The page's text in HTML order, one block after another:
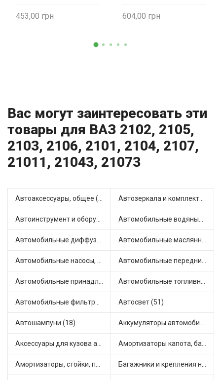
453,00 604,00
Вас могут заинтересовать эти
товары для ВАЗ 2102, 2105,
2103, 2106, 2101, 2104, 2107,
21011, 21043, 21073
Автоаксессуары, общее (1) Автозеркала и комплектующие (11)
Автоинструмент и оборудование (7) Автомобильные водяные насосы (14)
Автомобильные диффузоры и вентиляторы (4) Автомобильные маслянные насосы (9)
Автомобильные насосы, компрессоры и манометры (1) Автомобильные передние фары (12)
Автомобильные принадлежности и аксессуары (6) Автомобильные топливные насосы (17)
Автомобильные фильтры (1) Автосвет (51)
Автошампуни (18) Аккумуляторы автомобильные (2)
Аксессуары для кузова автомобиля (1) Амортизаторы капота, багажника (6)
Амортизаторы, стойки, подушки стоек (36) Багажники и крепления на крышу (1)